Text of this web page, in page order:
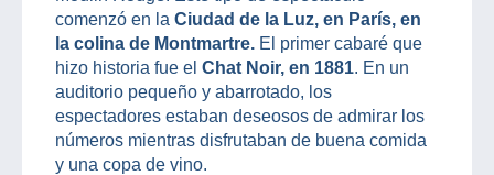
comenzó en la Ciudad de la Luz, en París, en
la colina de Montmartre. El primer cabaré que
hizo historia fue el Chat Noir, en 1881. En un
auditorio pequeño y abarrotado, los
espectadores estaban deseosos de admirar los
números mientras disfrutaban de buena comida
y una copa de vino.